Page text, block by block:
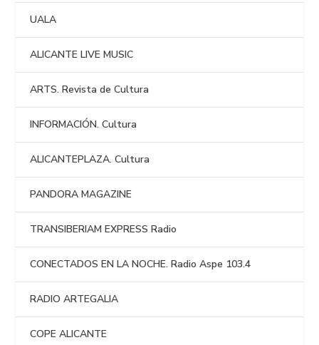
UALA
ALICANTE LIVE MUSIC
ARTS. Revista de Cultura
INFORMACIÓN. Cultura
ALICANTEPLAZA. Cultura
PANDORA MAGAZINE
TRANSIBERIAM EXPRESS Radio
CONECTADOS EN LA NOCHE. Radio Aspe 103.4
RADIO ARTEGALIA
COPE ALICANTE